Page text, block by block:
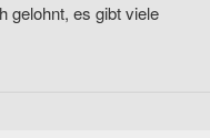
gelohnt, es gibt viele